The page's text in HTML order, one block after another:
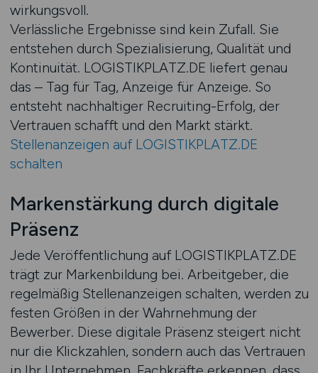
wirkungsvoll.
Verlässliche Ergebnisse sind kein Zufall. Sie
entstehen durch Spezialisierung, Qualität und
Kontinuität. LOGISTIKPLATZ.DE liefert genau
das – Tag für Tag, Anzeige für Anzeige. So
entsteht nachhaltiger Recruiting-Erfolg, der
Vertrauen schafft und den Markt stärkt.
Stellenanzeigen auf LOGISTIKPLATZ.DE
schalten
Markenstärkung durch digitale
Präsenz
Jede Veröffentlichung auf LOGISTIKPLATZ.DE
trägt zur Markenbildung bei. Arbeitgeber, die
regelmäßig Stellenanzeigen schalten, werden zu
festen Größen in der Wahrnehmung der
Bewerber. Diese digitale Präsenz steigert nicht
nur die Klickzahlen, sondern auch das Vertrauen